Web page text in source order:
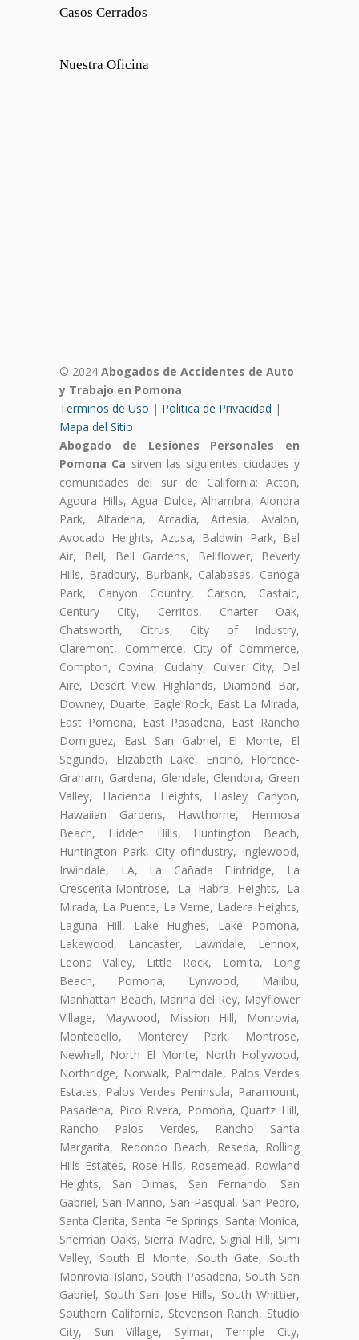
Casos Cerrados
Nuestra Oficina
© 2024 Abogados de Accidentes de Auto
y Trabajo en Pomona
Terminos de Uso | Politica de Privacidad |
Mapa del Sitio
Abogado de Lesiones Personales en
Pomona Ca sirven las siguientes ciudades y
comunidades del sur de California: Acton,
Agoura Hills, Agua Dulce, Alhambra, Alondra
Park, Altadena, Arcadia, Artesia, Avalon,
Avocado Heights, Azusa, Baldwin Park, Bel
Air, Bell, Bell Gardens, Bellflower, Beverly
Hills, Bradbury, Burbank, Calabasas, Canoga
Park, Canyon Country, Carson, Castaic,
Century City, Cerritos, Charter Oak,
Chatsworth, Citrus, City of Industry,
Claremont, Commerce, City of Commerce,
Compton, Covina, Cudahy, Culver City, Del
Aire, Desert View Highlands, Diamond Bar,
Downey, Duarte, Eagle Rock, East La Mirada,
East Pomona, East Pasadena, East Rancho
Domiguez, East San Gabriel, El Monte, El
Segundo, Elizabeth Lake, Encino, Florence-
Graham, Gardena, Glendale, Glendora, Green
Valley, Hacienda Heights, Hasley Canyon,
Hawaiian Gardens, Hawthorne, Hermosa
Beach, Hidden Hills, Huntington Beach,
Huntington Park, City ofIndustry, Inglewood,
Irwindale, LA, La Cañada Flintridge, La
Crescenta-Montrose, La Habra Heights, La
Mirada, La Puente, La Verne, Ladera Heights,
Laguna Hill, Lake Hughes, Lake Pomona,
Lakewood, Lancaster, Lawndale, Lennox,
Leona Valley, Little Rock, Lomita, Long
Beach, Pomona, Lynwood, Malibu,
Manhattan Beach, Marina del Rey, Mayflower
Village, Maywood, Mission Hill, Monrovia,
Montebello, Monterey Park, Montrose,
Newhall, North El Monte, North Hollywood,
Northridge, Norwalk, Palmdale, Palos Verdes
Estates, Palos Verdes Peninsula, Paramount,
Pasadena, Pico Rivera, Pomona, Quartz Hill,
Rancho Palos Verdes, Rancho Santa
Margarita, Redondo Beach, Reseda, Rolling
Hills Estates, Rose Hills, Rosemead, Rowland
Heights, San Dimas, San Fernando, San
Gabriel, San Marino, San Pasqual, San Pedro,
Santa Clarita, Santa Fe Springs, Santa Monica,
Sherman Oaks, Sierra Madre, Signal Hill, Simi
Valley, South El Monte, South Gate, South
Monrovia Island, South Pasadena, South San
Gabriel, South San Jose Hills, South Whittier,
Southern California, Stevenson Ranch, Studio
City, Sun Village, Sylmar, Temple City,